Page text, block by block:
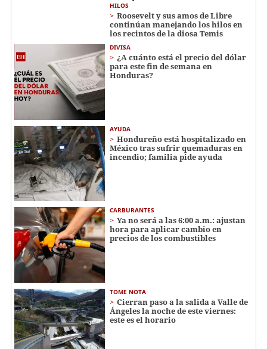
HILOS
Roosevelt y sus amos de Libre
continúan manejando los hilos en
los recintos de la diosa Temis
DIVISA
¿A cuánto está el precio del dólar
para este fin de semana en
Honduras?
AYUDA
Hondureño está hospitalizado en
México tras sufrir quemaduras en
incendio; familia pide ayuda
CARBURANTES
Ya no será a las 6:00 a.m.: ajustan
hora para aplicar cambio en
precios de los combustibles
TOME NOTA
Cierran paso a la salida a Valle de
Ángeles la noche de este viernes:
este es el horario